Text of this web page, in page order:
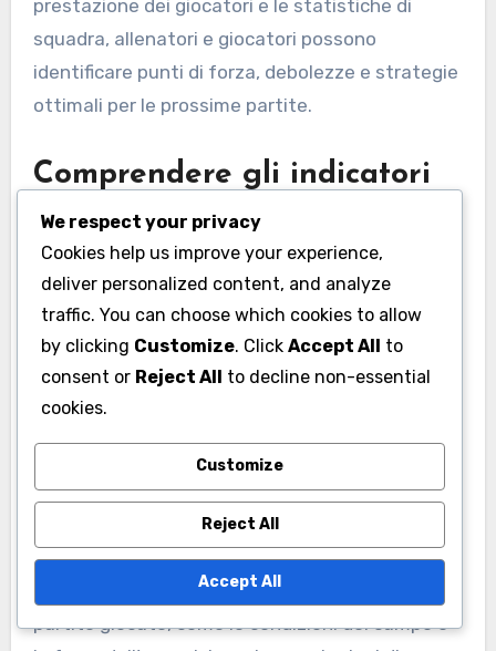
prestazione dei giocatori e le statistiche di
squadra, allenatori e giocatori possono
identificare punti di forza, debolezze e strategie
ottimali per le prossime partite.
Comprendere gli indicatori
chiave di prestazione (KPI)
Gli indicatori chiave di prestazione (KPI) nel
cricket includono medie di battuta, tassi di
strike, economia di bowling e statistiche di
fielding. Queste metriche aiutano a valutare le
prestazioni individuali e di squadra nel tempo. Ad
generalmente considerata solida, mentre un
tasso di strike superiore a 130 indica un
punteggio aggressivo.
Quando analizzi i KPI, considera il contesto delle
partite giocate, come le condizioni del campo e
We respect your privacy
Cookies help us improve your experience,
deliver personalized content, and analyze
traffic. You can choose which cookies to allow
by clicking Customize. Click Accept All to
consent or Reject All to decline non-essential
cookies.
Customize
Reject All
Accept All